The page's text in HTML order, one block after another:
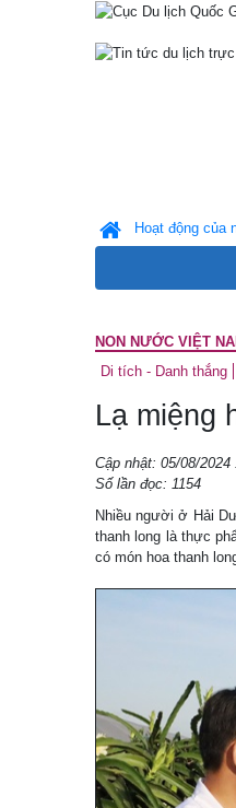
Hoạt động của
NON NƯỚC VIỆT
Di tích - Danh thắng
Lạ miệng
Cập nhật: 05/08/2024
Số lần đọc: 1154
Nhiều người ở Hải
thanh long là thực
có món hoa thanh